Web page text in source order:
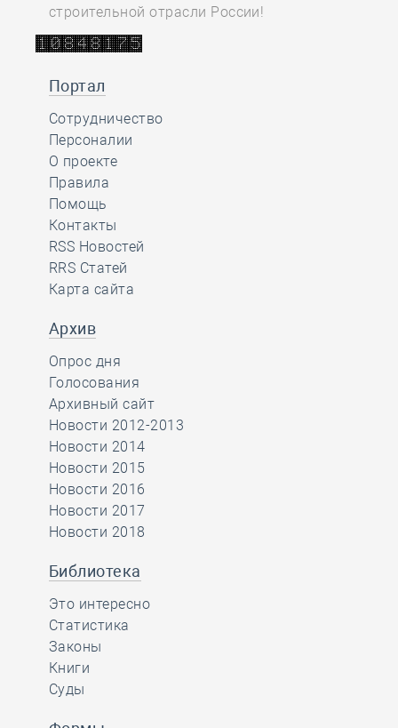
строительной отрасли России!
Портал
Сотрудничество
Персоналии
О проекте
Правила
Помощь
Контакты
RSS Новостей
RRS Статей
Карта сайта
Архив
Опрос дня
Голосования
Архивный сайт
Новости 2012-2013
Новости 2014
Новости 2015
Новости 2016
Новости 2017
Новости 2018
Библиотека
Это интересно
Статистика
Законы
Книги
Суды